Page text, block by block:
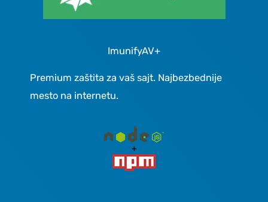
ImunifyAV+
Premium zaštita za vaš sajt. Najbezbednije
mesto na internetu.